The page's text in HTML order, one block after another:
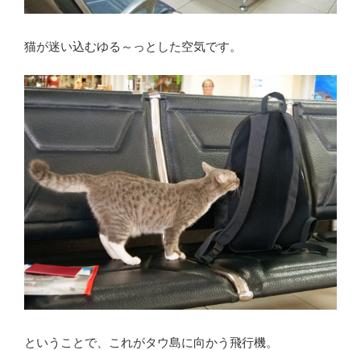
猫が迷い込むゆる～っとした空気です。
ということで、これがタウ島に向かう飛行機。